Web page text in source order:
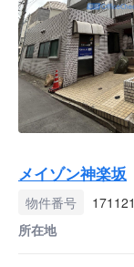
メイゾン神楽坂
物件番号
171121
所在地